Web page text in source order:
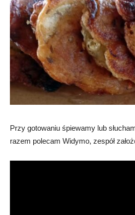
Przy gotowaniu śpiewamy lub
razem polecam Widymo, zespół